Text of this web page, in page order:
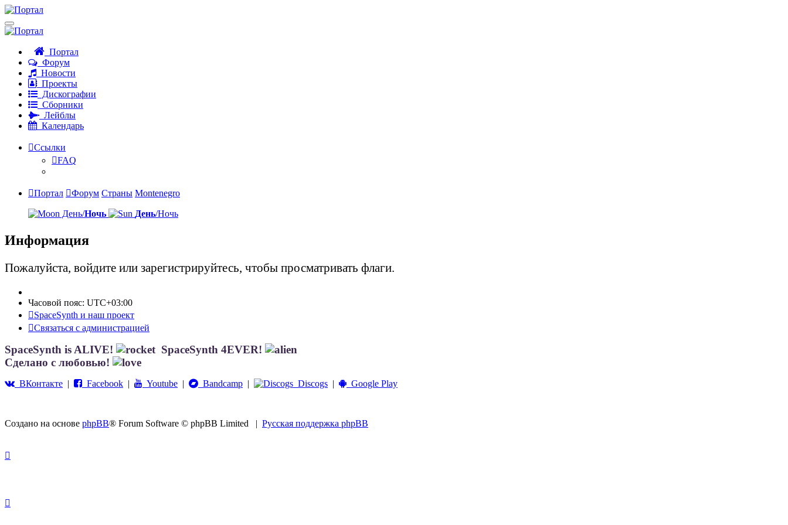
Портал
Форум
Новости
Проекты
Дискографии
Сборники
Лейблы
Календарь
Ссылки
FAQ
Портал Форум Страны Montenegro
День/Ночь День/Ночь
Информация
Пожалуйста, войдите или зарегистрируйтесь, чтобы просматривать флаги.
Часовой пояс: UTC+03:00
SpaceSynth и наш проект
Связаться с администрацией
SpaceSynth is ALIVE!
SpaceSynth 4EVER!
Сделано с любовью!
ВКонтакте | Facebook | Youtube | Bandcamp | Discogs | Google Play
Создано на основе phpBB® Forum Software © phpBB Limited | Русская поддержка phpBB